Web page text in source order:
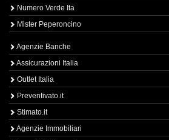
Numero Verde Ita
Mister Peperoncino
Agenzie Banche
Assicurazioni Italia
Outlet Italia
Preventivato.it
Stimato.it
Agenzie Immobiliari